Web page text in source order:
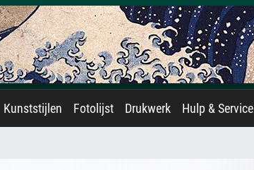
Kunststijlen Fotolijst Drukwerk Hulp & Service